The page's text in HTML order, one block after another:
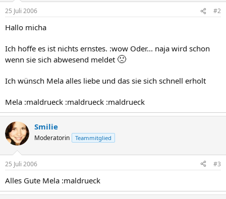
25 Juli 2006 #2
Hallo micha
Ich hoffe es ist nichts ernstes. :wow Oder... naja wird schon
wenn sie sich abwesend meldet 🙁
Ich wünsch Mela alles liebe und das sie sich schnell erholt
Mela :maldrueck :maldrueck :maldrueck
Smilie
Moderatorin Teammitglied
25 Juli 2006 #3
Alles Gute Mela :maldrueck